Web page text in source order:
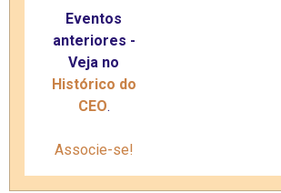
Eventos
anteriores -
Veja no
Histórico do
CEO.
Associe-se!